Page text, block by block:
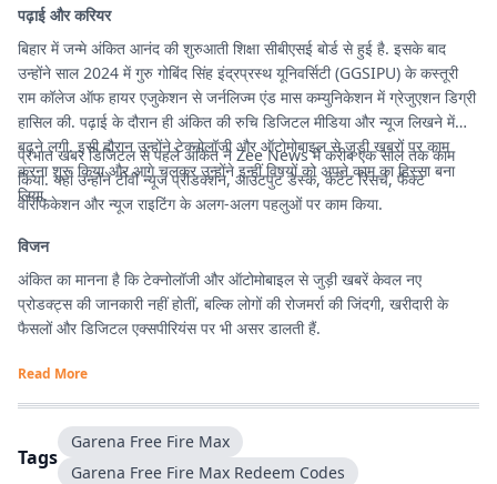
पढ़ाई और करियर
बिहार में जन्मे अंकित आनंद की शुरुआती शिक्षा सीबीएसई बोर्ड से हुई है. इसके बाद
उन्होंने साल 2024 में गुरु गोबिंद सिंह इंद्रप्रस्थ यूनिवर्सिटी (GGSIPU) के कस्तूरी
राम कॉलेज ऑफ हायर एजुकेशन से जर्नलिज्म एंड मास कम्युनिकेशन में ग्रेजुएशन डिग्री
हासिल की. पढ़ाई के दौरान ही अंकित की रुचि डिजिटल मीडिया और न्यूज लिखने में
बढ़ने लगी. इसी दौरान उन्होंने टेक्नोलॉजी और ऑटोमोबाइल से जुड़ी खबरों पर काम
करना शुरू किया और आगे चलकर उन्होंने इन्हीं विषयों को अपने काम का हिस्सा बना
लिया.
प्रभात खबर डिजिटल से पहले अंकित ने Zee News में करीब एक साल तक काम
किया. यहां उन्होंने टीवी न्यूज प्रोडक्शन, आउटपुट डेस्क, कंटेंट रिसर्च, फैक्ट
वेरिफिकेशन और न्यूज राइटिंग के अलग-अलग पहलुओं पर काम किया.
विजन
अंकित का मानना है कि टेक्नोलॉजी और ऑटोमोबाइल से जुड़ी खबरें केवल नए
प्रोडक्ट्स की जानकारी नहीं होतीं, बल्कि लोगों की रोजमर्रा की जिंदगी, खरीदारी के
फैसलों और डिजिटल एक्सपीरियंस पर भी असर डालती हैं.
Read More
Tags
Garena Free Fire Max
Garena Free Fire Max Redeem Codes